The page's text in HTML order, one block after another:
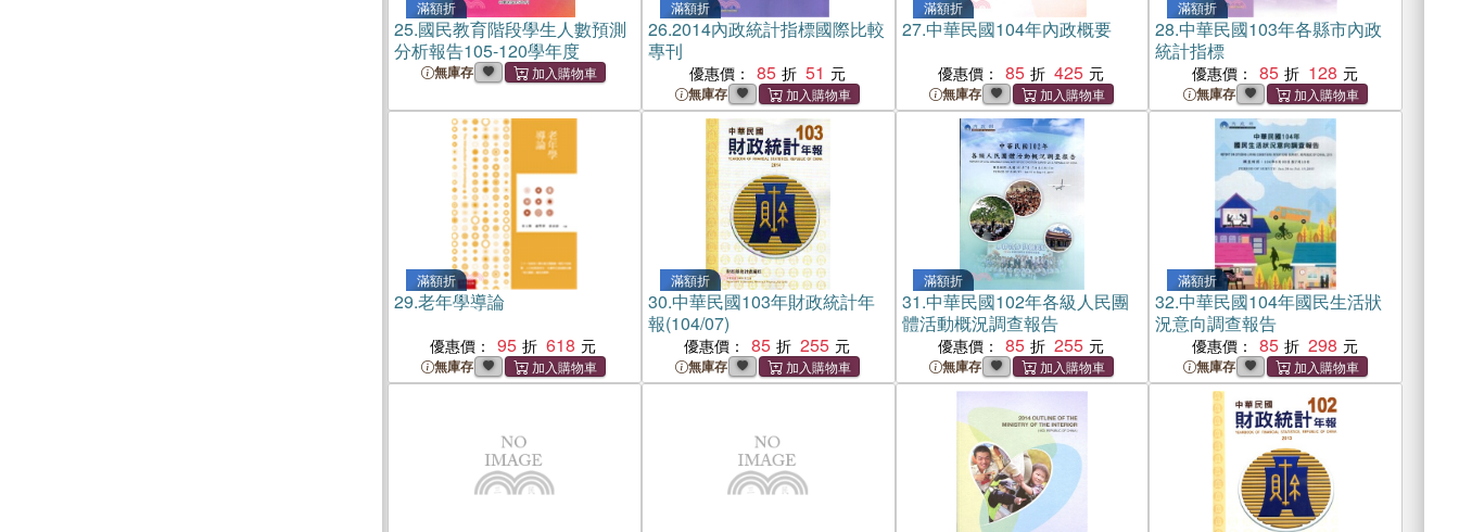
滿額折
25.國民教育階段學生人數預測
分析報告105-120學年度
無庫存
滿額折
26.2014內政統計指標國際比較
專刊
優惠價： 85 51
無庫存
滿額折
27.中華民國104年內政概要
優惠價： 85 425
無庫存
滿額折
28.中華民國103年各縣市內政
統計指標
優惠價： 85 128
無庫存
滿額折
29.老年學導論
優惠價： 95 618
無庫存
滿額折
30.中華民國103年財政統計年
報(104/07)
優惠價： 85 255
無庫存
滿額折
31.中華民國102年各級人民團
體活動概況調查報告
優惠價： 85 255
無庫存
滿額折
32.中華民國104年國民生活狀
況意向調查報告
優惠價： 85 298
無庫存